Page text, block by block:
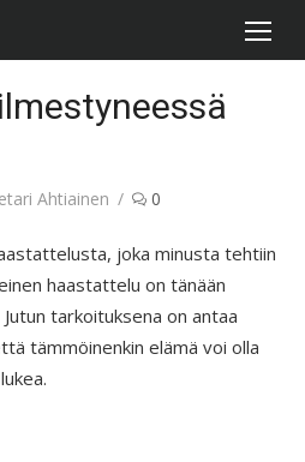
Ahtiainen 0
joka minusta tehtiin
haastattelu on tänään
tarkoituksena on antaa
tämmöinenkin elämä voi olla